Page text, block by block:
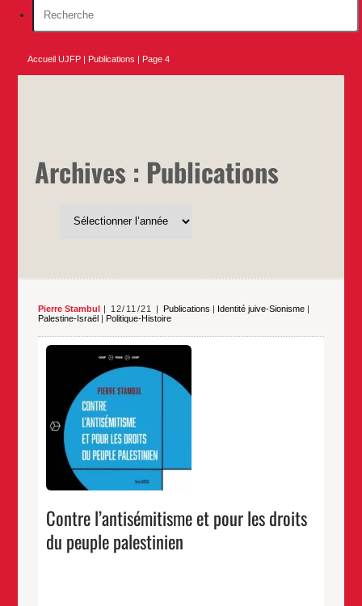
Accueil UJFP| Publications Page 4
Archives : Publications
Pierre Stambul 12/11/21 Publications | Identité juive-Sionisme|
Palestine-Israël| Politique-Histoire
Contre l’antisémitisme et pour les droits
du peuple palestinien
PRÉSENTATION L’oppression d’un peuple peut-elle
cacher l’oppression d’un autre ? Le conflit israélo-
palestinien est au cœur de cette interrogation. Pierre
Stambul entend ici dénouer les fils inextricables de
cette question. Il revient sur la genèse et les formes
de l’antisémitisme et sur l’apparition du sionisme
présenté comme réponse aux persécutions dont
…
Contre
droits
peuple